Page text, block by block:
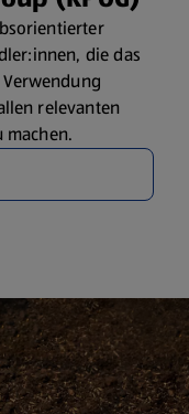
die das
relevanten
machen.